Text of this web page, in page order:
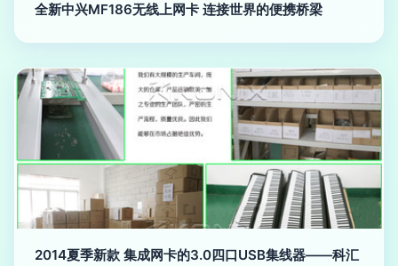
全新中兴MF186无线上网卡 连接世界的便携桥梁
2014夏季新款 集成网卡的3.0四口USB集线器——科汇